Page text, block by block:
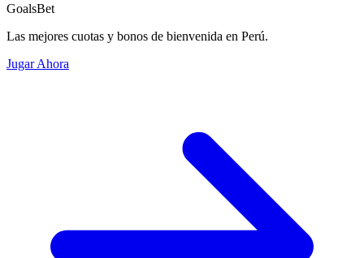
GoalsBet
Las mejores cuotas y bonos de bienvenida en Perú.
Jugar Ahora